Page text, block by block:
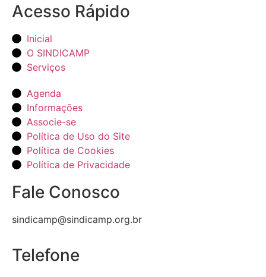
Acesso Rápido
Inicial
O SINDICAMP
Serviços
Agenda
Informações
Associe-se
Política de Uso do Site
Política de Cookies
Política de Privacidade
Fale Conosco
sindicamp@sindicamp.org.br
Telefone